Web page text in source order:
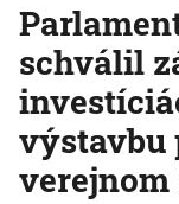
schválil
výstavbu
verejnom